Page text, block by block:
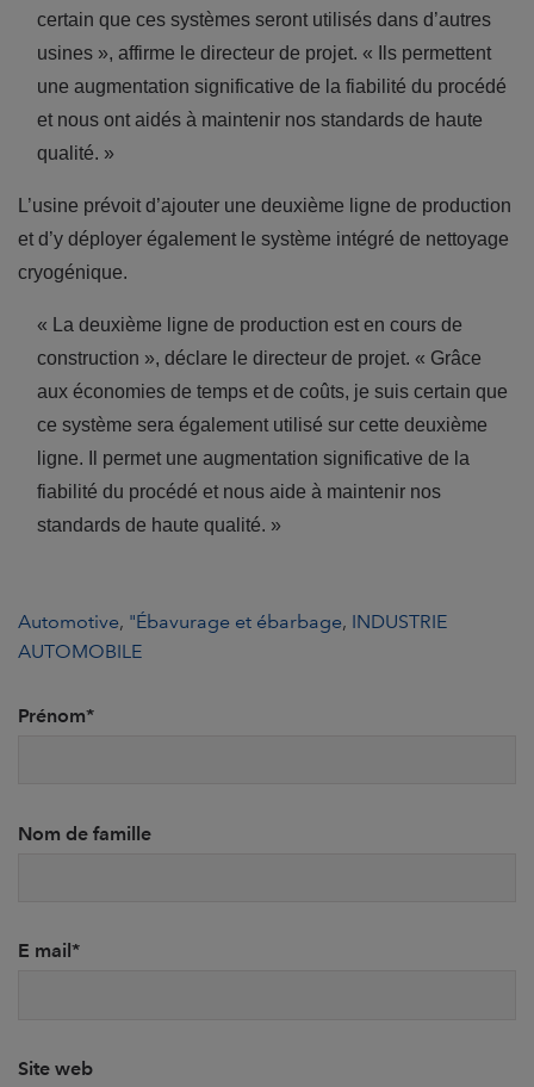
certain que ces systèmes seront utilisés dans d’autres
usines », affirme le directeur de projet. « Ils permettent
une augmentation significative de la fiabilité du procédé
et nous ont aidés à maintenir nos standards de haute
qualité. »
L’usine prévoit d’ajouter une deuxième ligne de production
et d’y déployer également le système intégré de nettoyage
cryogénique.
« La deuxième ligne de production est en cours de
construction », déclare le directeur de projet. « Grâce
aux économies de temps et de coûts, je suis certain que
ce système sera également utilisé sur cette deuxième
ligne. Il permet une augmentation significative de la
fiabilité du procédé et nous aide à maintenir nos
standards de haute qualité. »
Automotive, "Ébavurage et ébarbage, INDUSTRIE
AUTOMOBILE
Prénom*
Nom de famille
E mail *
Site web